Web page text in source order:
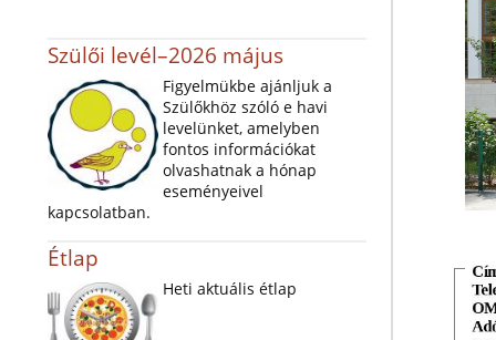
Szülői levél–2026 május
Figyelmükbe ajánljuk a
Szülőkhöz szóló e havi
levelünket, amelyben
fontos információkat
olvashatnak a hónap
eseményeivel
kapcsolatban.
Étlap
Heti aktuális étlap